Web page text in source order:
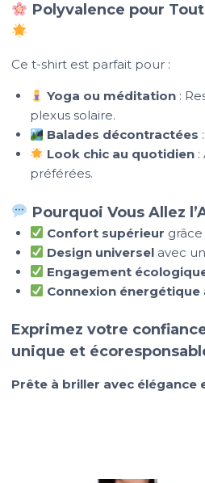
Polyvalence pour
Ce t-shirt est parfait pour :
Yoga ou méditation:
plexus solaire.
Balades décontractées
Look chic au quotidien:
préférées.
Pourquoi Vous Allez
Confort supérieur
Design universelavec
Engagement
Connexion énergétique
Exprimez votre
unique et
Prête à briller avec élégance